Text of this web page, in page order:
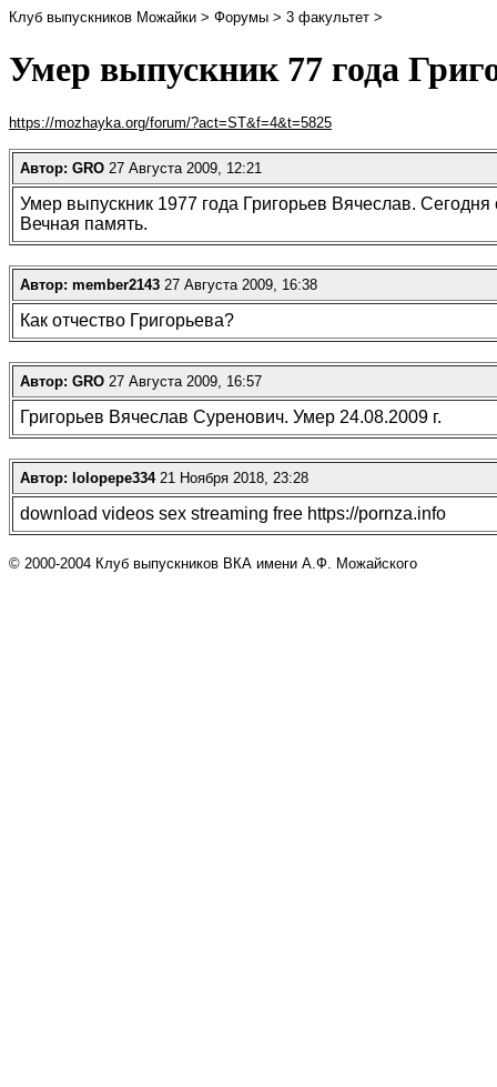
Клуб выпускников Можайки > Форумы > 3 факультет >
Умер выпускник 77 года
https://mozhayka.org/forum/?act=ST&f=4&t=5825
Автор: GRO 27 Августа 2009, 12:21
Умер выпускник 1977 года Григорьев Вячеслав. Сегодня
Вечная память.
Автор: member2143 27 Августа 2009, 16:38
Как отчество Григорьева?
Автор: GRO 27 Августа 2009, 16:57
Григорьев Вячеслав Суренович. Умер 24.08.2009 г.
Автор: lolopepe33421 Ноября 2018, 23:28
download videos sex streaming free https://pornza.info
© 2000-2004 Клуб выпускников ВКА имени А.Ф. Можайского